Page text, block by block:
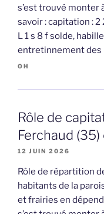
s’est trouvé monter
savoir : capitation : 2
L 1 s 8 f solde,
entretinnement des
OH
Rôle de
Ferchaud (35)
12 JUIN 2026
Rôle de répartition
habitants de la
et frairies en